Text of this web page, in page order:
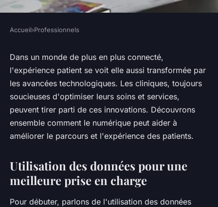
Comment les cliniques
peuvent-elles améliorer
l'expérience patient grâce à la
technologie numérique ?
Antonin 6 min de lecture
Accueil›Professionnels
Dans un monde de plus en plus connecté,
l'expérience patient se voit elle aussi transformée par
les avancées technologiques. Les cliniques, toujours
soucieuses d'optimiser leurs soins et services,
peuvent tirer parti de ces innovations. Découvrons
ensemble comment le numérique peut aider à
améliorer le parcours et l'expérience des patients.
Utilisation des données pour une
meilleure prise en charge
Pour débuter, parlons de l'utilisation des données